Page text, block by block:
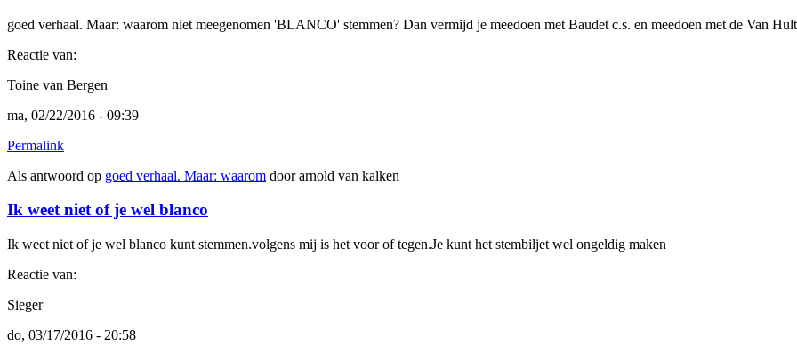
goed verhaal. Maar: waarom niet meegenomen 'BLANCO' stemmen? Dan vermijd je meedoen met Baudet c.s. en meedoen met de Van
Reactie van:
Toine van Bergen
ma, 02/22/2016 - 09:39
Permalink
Als antwoord op goed verhaal. Maar: waarom doorarnold van kalken
Ik weet niet of je wel blanco
Ik weet niet of je wel blanco kunt stemmen.volgens mij is het voor of tegen.Je kunt het stembiljet wel ongeldig maken
Reactie van:
Sieger
do, 03/17/2016 - 20:58